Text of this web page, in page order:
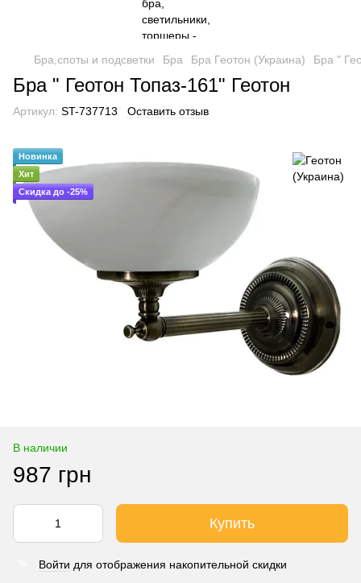
Бра,споты и подсветки Бра Бра Геотон (Украина) Бра "
Бра " Геотон Топаз-161" Геотон
Артикул: ST-737713 Оставить отзыв
Новинка
Хит
Скидка до -25%
В наличии
987 грн
Купить
Войти для отображения накопительной скидки